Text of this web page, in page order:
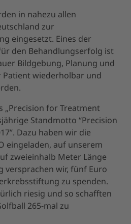
in nahezu allen
zur
eingesetzt. Eines der
den Behandlungserfolg ist
Bildgebung, Planung und
Patient wiederholbar und
„Precision for Treatment
Standmotto “Precision
Dazu haben wir die
eingeladen, auf unserem
zweieinhalb Meter Länge
versprachen wir, fünf Euro
zu spenden.
riesig und so schafften
265-mal zu